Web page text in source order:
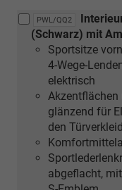
Verbindung
mit
[5MB]
Dekoreinlagen
Aluminium
matt
gebürstet
oder
[5MK]
Dekoreinlagen
Carbon
PWL/QQ2
(Schwarz) mit
Sportsitze vorn
4-Wege-
elektrisch
glänzend für
den
abgeflacht,